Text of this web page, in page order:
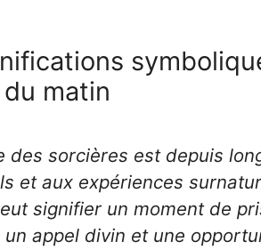
matin
des sorcières est depuis
et aux expériences
signifier un moment de
appel divin et une